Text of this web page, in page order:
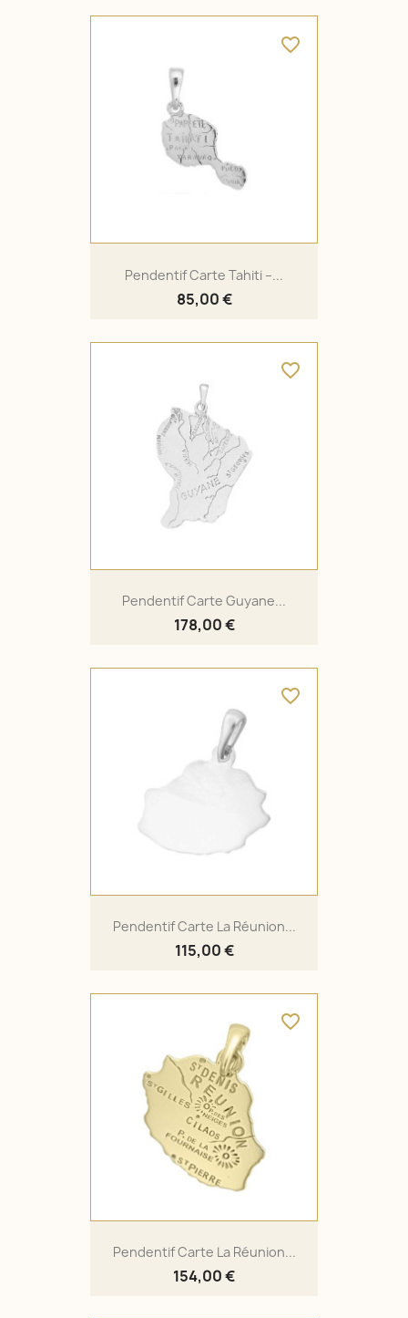
Pendentif Carte Tahiti –...
85,00 €
favorite_border
Pendentif Carte Guyane...
178,00 €
favorite_border
Pendentif Carte La Réunion...
115,00 €
favorite_border
Pendentif Carte La Réunion...
154,00 €
favorite_border